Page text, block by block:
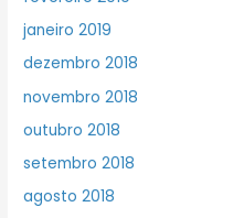
janeiro 2019
dezembro 2018
novembro 2018
outubro 2018
setembro 2018
agosto 2018